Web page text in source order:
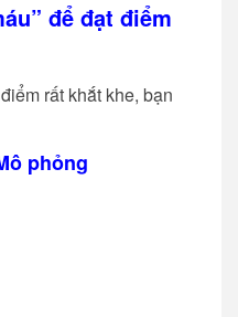
để đạt điểm
rất khắt khe, bạn
phỏng